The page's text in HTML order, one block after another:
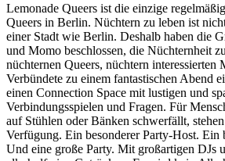
Lemonade Queers ist die einzige
Queers in Berlin. Nüchtern zu leben ist
einer Stadt wie Berlin. Deshalb haben die
und Momo beschlossen, die Nüchternheit
nüchternen Queers, nüchtern interessierten
Verbündete zu einem fantastischen Abend
einen Connection Space mit lustigen und
Verbindungsspielen und Fragen. Für
auf Stühlen oder Bänken schwerfällt,
Verfügung. Ein besonderer Party-Host. Ein
Und eine große Party. Mit großartigen DJs